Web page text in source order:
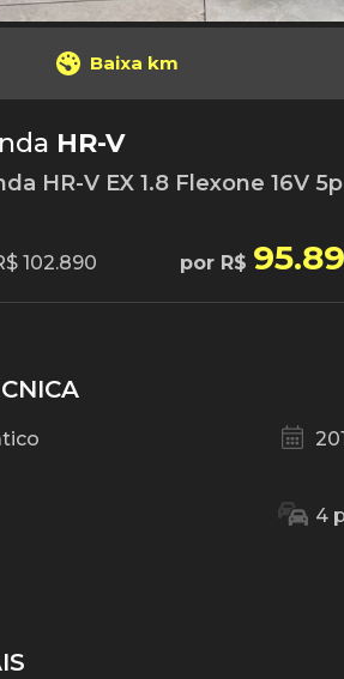
Baixa km
HR-V
HR-V EX 1.8 Flexone 16V
102.890 por R$
4